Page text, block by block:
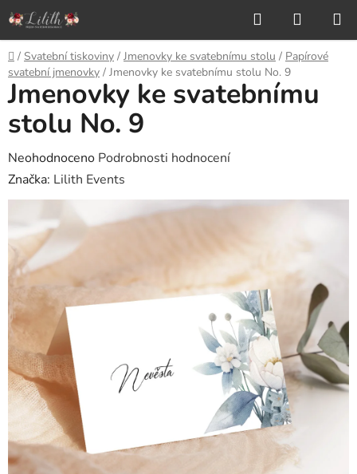
Přejít
na
obsah
Hledat
KOŠÍK
Domů
/ Svatební tiskoviny / Jmenovky ke svatebnímu stolu / Papírové
svatební jmenovky / Jmenovky ke svatebnímu stolu No. 9
Jmenovky ke svatebnímu
stolu No. 9
Průměrné
hodnocení
produktu
0,0
z
hvězdiček.
Neohodnoceno Podrobnosti hodnocení
Značka: Lilith Events